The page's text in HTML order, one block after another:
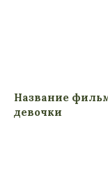
Название
девочки